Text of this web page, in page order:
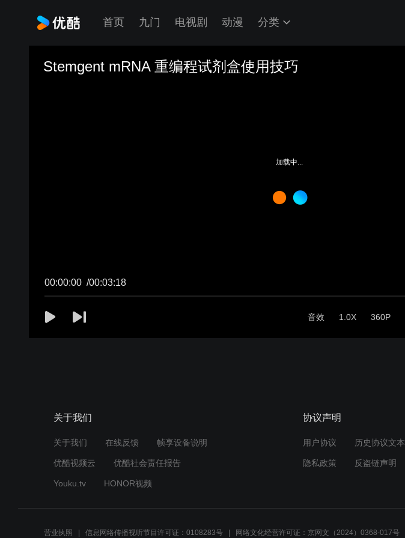
首页 九门 电视剧 动漫 分类
Stemgent mRNA 重编程试剂盒使用技巧
00:00:00 /00:03:18
音效 1.0X 360P
加载中...
关于我们
关于我们 在线反馈 帧享设备说明
优酷视频云 优酷社会责任报告
Youku.tv HONOR视频
协议声明
用户协议 历史协议文本
隐私政策 反盗链声明
营业执照 信息网络传播视听节目许可证：0108283号 网络文化经营许可证：京网文（2024）0368-017号